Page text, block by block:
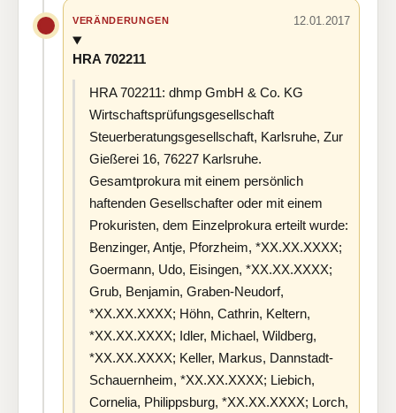
VERÄNDERUNGEN 12.01.2017
HRA 702211
HRA 702211: dhmp GmbH & Co. KG
Wirtschaftsprüfungsgesellschaft
Steuerberatungsgesellschaft, Karlsruhe, Zur
Gießerei 16, 76227 Karlsruhe.
Gesamtprokura mit einem persönlich
haftenden Gesellschafter oder mit einem
Prokuristen, dem Einzelprokura erteilt wurde:
Benzinger, Antje, Pforzheim, *XX.XX.XXXX;
Goermann, Udo, Eisingen, *XX.XX.XXXX;
Grub, Benjamin, Graben-Neudorf,
*XX.XX.XXXX; Höhn, Cathrin, Keltern,
*XX.XX.XXXX; Idler, Michael, Wildberg,
*XX.XX.XXXX; Keller, Markus, Dannstadt-
Schauernheim, *XX.XX.XXXX; Liebich,
Cornelia, Philippsburg, *XX.XX.XXXX; Lorch,